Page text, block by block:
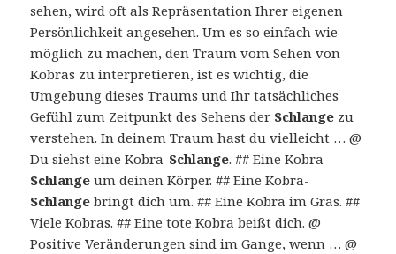
sehen, wird oft als Repräsentation Ihrer eigenen
Persönlichkeit angesehen. Um es so einfach wie
möglich zu machen, den Traum vom Sehen von
Kobras zu interpretieren, ist es wichtig, die
Umgebung dieses Traums und Ihr tatsächliches
Gefühl zum Zeitpunkt des Sehens der Schlange zu
verstehen. In deinem Traum hast du vielleicht … @
Du siehst eine Kobra-Schlange. ## Eine Kobra-
Schlange um deinen Körper. ## Eine Kobra-
Schlange bringt dich um. ## Eine Kobra im Gras. ##
Viele Kobras. ## Eine tote Kobra beißt dich. @
Positive Veränderungen sind im Gange, wenn … @